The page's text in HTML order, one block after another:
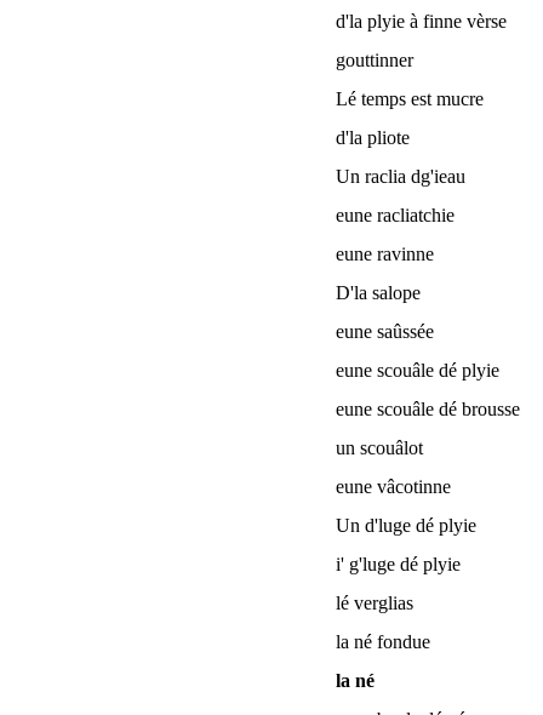
d'la plyie à finne vèrse
gouttinner
Lé temps est mucre
d'la pliote
Un raclia dg'ieau
eune racliatchie
eune ravinne
D'la salope
eune saûssée
eune scouâle dé plyie
eune scouâle dé brousse
un scouâlot
eune vâcotinne
Un d'luge dé plyie
i' g'luge dé plyie
lé verglias
la né fondue
la né